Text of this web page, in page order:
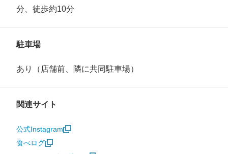
分、徒歩約10分
駐車場
あり（店舗前、隣に共同駐車場）
関連サイト
公式Instagram
食べログ